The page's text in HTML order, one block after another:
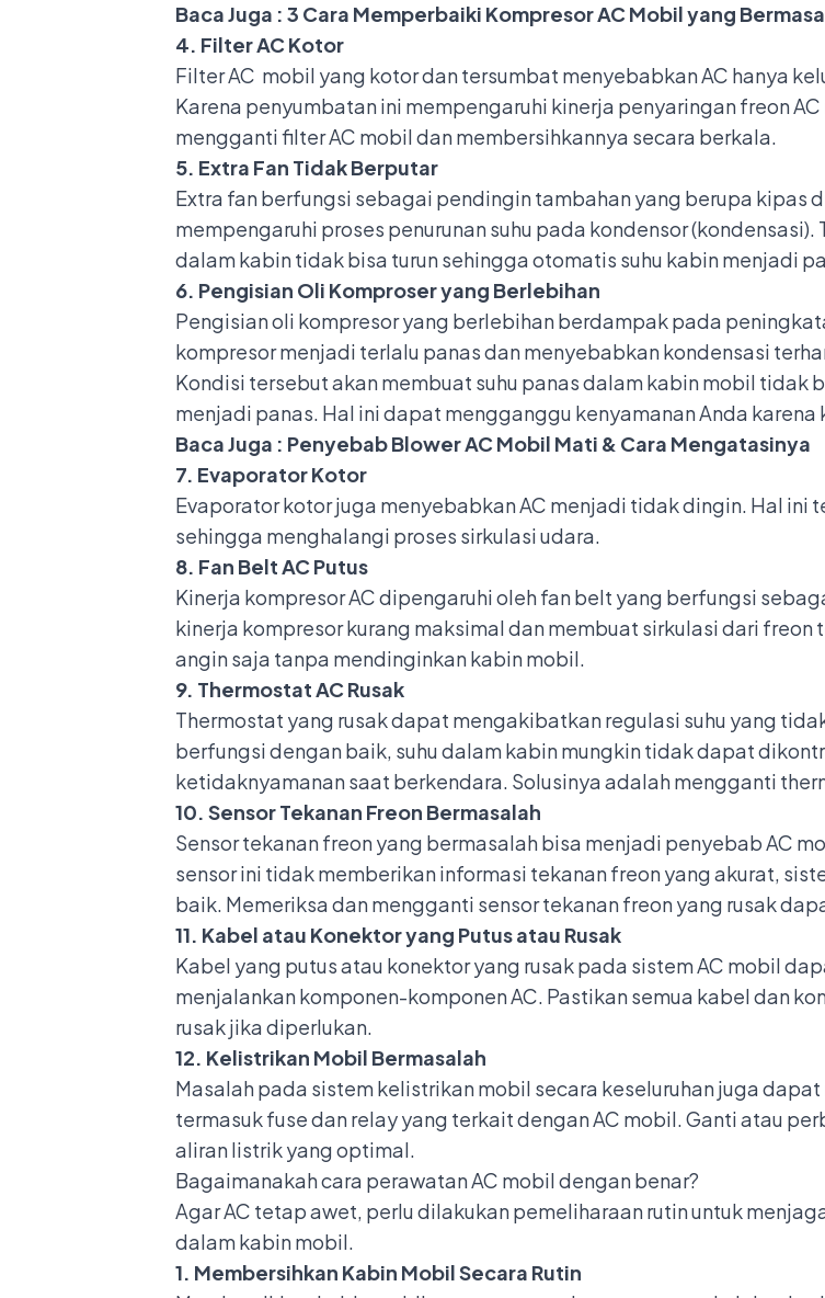
Baca Juga : 3 Cara Memperbaiki Kompresor AC Mobil yang
4. Filter AC Kotor
Filter AC mobil yang kotor dan tersumbat menyebabkan AC hanya
Karena penyumbatan ini mempengaruhi kinerja penyaringan freon
mengganti filter AC mobildan membersihkannya secara berkala.
5. Extra Fan Tidak Berputar
Extra fan berfungsi sebagai pendingin tambahan yang berupa kipas
mempengaruhi proses penurunan suhu pada kondensor
dalam kabin tidak bisa turun sehingga otomatis suhu kabin menjadi
6. Pengisian Oli Komproser yang Berlebihan
Pengisian oli kompresor yang berlebihan berdampak pada
kompresor menjadi terlalu panas dan menyebabkan kondensasi
Kondisi tersebut akan membuat suhu panas dalam kabin mobil tidak
menjadi panas. Hal ini dapat mengganggu kenyamanan Anda karena
Baca Juga : Penyebab Blower AC Mobil Mati & Cara Mengatasinya
7. Evaporator Kotor
Evaporator kotor juga menyebabkan AC menjadi tidak dingin. Hal ini
sehingga menghalangi proses sirkulasi udara.
8. Fan Belt AC Putus
Kinerja kompresor AC dipengaruhi oleh fan belt yang berfungsi
kinerja kompresor kurang maksimal dan membuat sirkulasi dari
angin saja tanpa mendinginkan kabin mobil.
9. Thermostat AC Rusak
Thermostat yang rusak dapat mengakibatkan regulasi suhu yang
berfungsi dengan baik, suhu dalam kabin mungkin tidak dapat
ketidaknyamanan saat berkendara. Solusinya adalah mengganti
10. Sensor Tekanan Freon Bermasalah
Sensor tekanan freon yang bermasalah bisa menjadi penyebab AC
sensor ini tidak memberikan informasi tekanan freon yang akurat,
baik. Memeriksa dan mengganti sensor tekanan freon yang rusak
11. Kabel atau Konektor yang Putus atau Rusak
Kabel yang putus atau konektor yang rusak pada sistem AC mobil
menjalankan komponen-komponen AC. Pastikan semua kabel dan
rusak jika diperlukan.
12. Kelistrikan Mobil Bermasalah
Masalah pada sistem kelistrikan mobil secara keseluruhan juga
termasuk fuse dan relay yang terkait dengan AC mobil. Ganti atau
aliran listrik yang optimal.
Bagaimanakah cara perawatan AC mobil dengan benar?
Agar AC tetap awet, perlu dilakukan pemeliharaan rutin untuk
dalam kabin mobil.
1. Membersihkan Kabin Mobil Secara Rutin